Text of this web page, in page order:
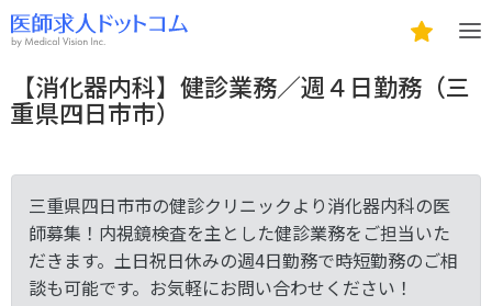
【消化器内科】健診業務／週４日勤務（三
重県四日市市）
三重県四日市市の健診クリニックより消化器内科の医
師募集！内視鏡検査を主とした健診業務をご担当いた
だきます。土日祝日休みの週4日勤務で時短勤務のご相
談も可能です。お気軽にお問い合わせください！